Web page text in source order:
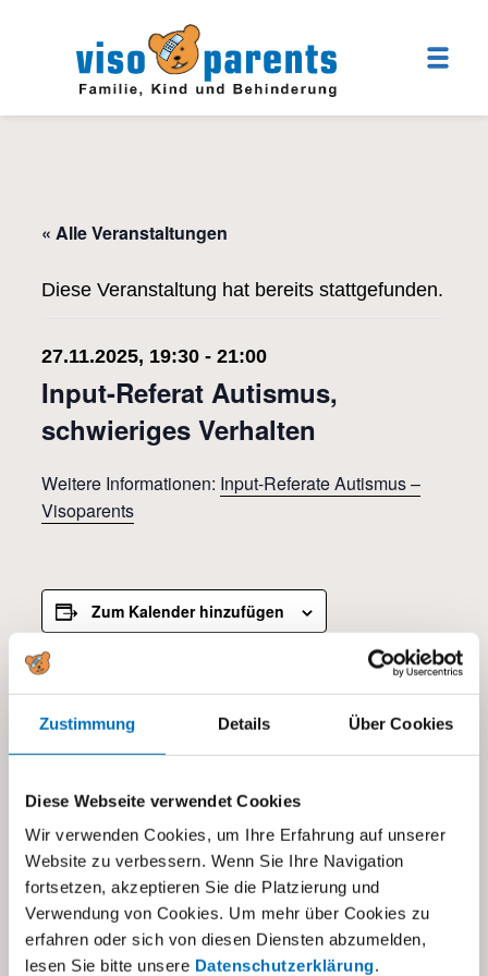
Zustimmung Details Über Cookies
Diese Webseite verwendet Cookies
Wir verwenden Cookies, um Ihre Erfahrung auf unserer
Website zu verbessern. Wenn Sie Ihre Navigation
fortsetzen, akzeptieren Sie die Platzierung und
Verwendung von Cookies. Um mehr über Cookies zu
erfahren oder sich von diesen Diensten abzumelden,
lesen Sie bitte unsere Datenschutzerklärung.
« Alle Veranstaltungen
Diese Veranstaltung hat bereits stattgefunden.
27.11.2025, 19:30 - 21:00
Input-Referat Autismus,
schwieriges Verhalten
Weitere Informationen: Input-Referate Autismus –
Visoparents
Zum Kalender hinzufügen
Zeit:
19:30 - 21:00
Kategorien:
Alle,Eltern- und Fachberatung